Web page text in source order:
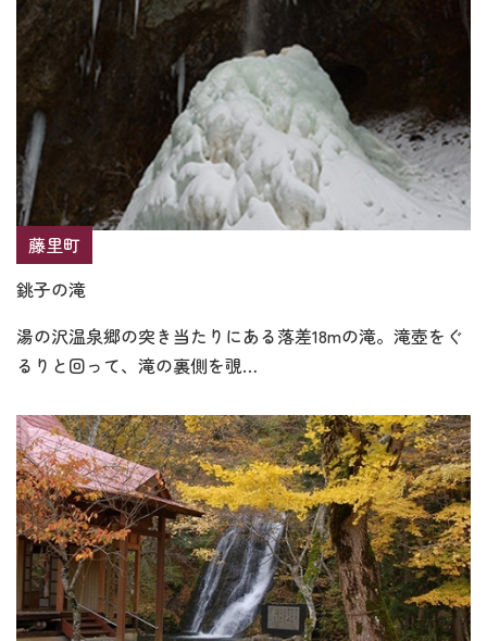
藤里町
銚子の滝
湯の沢温泉郷の突き当たりにある落差18mの滝。滝壺をぐ
るりと回って、滝の裏側を覗…